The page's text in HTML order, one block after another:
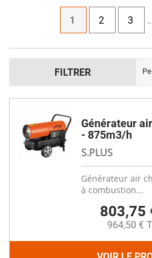
FILTRER
1 2 3
Générateur
- 875m3/h
S.PLUS
Générateur air
à combustion...
803,75
964,50 €